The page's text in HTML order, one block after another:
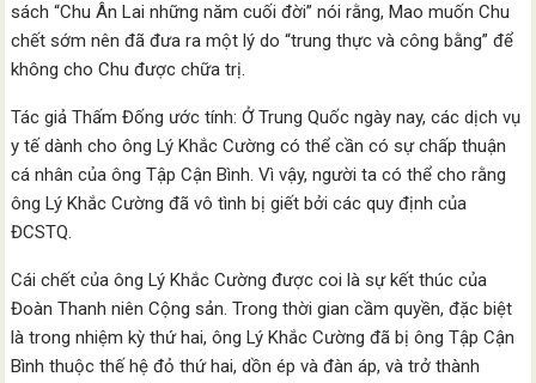
sách “Chu Ân Lai những năm cuối đời” nói rằng, Mao muốn Chu
chết sớm nên đã đưa ra một lý do “trung thực và công bằng” để
không cho Chu được chữa trị.
Tác giả Thấm Đống ước tính: Ở Trung Quốc ngày nay, các dịch vụ
y tế dành cho ông Lý Khắc Cường có thể cần có sự chấp thuận
cá nhân của ông Tập Cận Bình. Vì vậy, người ta có thể cho rằng
ông Lý Khắc Cường đã vô tình bị giết bởi các quy định của
ĐCSTQ.
Cái chết của ông Lý Khắc Cường được coi là sự kết thúc của
Đoàn Thanh niên Cộng sản. Trong thời gian cầm quyền, đặc biệt
là trong nhiệm kỳ thứ hai, ông Lý Khắc Cường đã bị ông Tập Cận
Bình thuộc thế hệ đỏ thứ hai, dồn ép và đàn áp, và trở thành